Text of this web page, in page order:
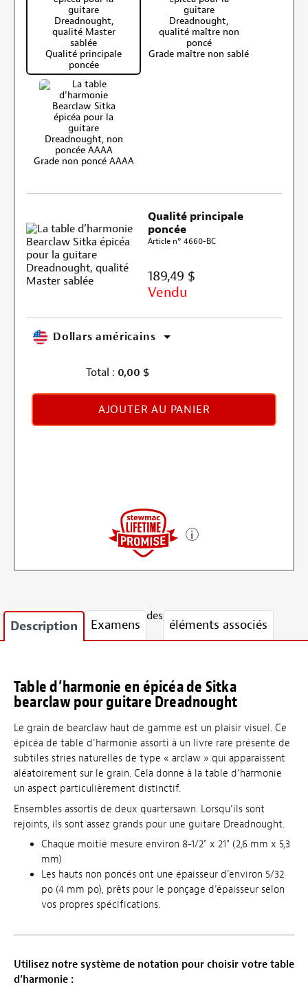
Qualité principale
poncée
Grade maître non sablé
Grade non poncé AAAA
Qualité principale
poncée
Article n° 4660-BC
189,49 $
Vendu
Dollars américains
Total : 0,00 $
AJOUTER AU PANIER
Description Examens
des
éléments associés
Table d’harmonie en épicéa de Sitka
bearclaw pour guitare Dreadnought
Le grain de bearclaw haut de gamme est un plaisir visuel. Ce
épicéa de table d’harmonie assorti à un livre rare présente de
subtiles stries naturelles de type « arclaw » qui apparaissent
aléatoirement sur le grain. Cela donne à la table d’harmonie
un aspect particulièrement distinctif.
Ensembles assortis de deux quartersawn. Lorsqu’ils sont
rejoints, ils sont assez grands pour une guitare Dreadnought.
Chaque moitié mesure environ 8-1/2" x 21" (2,6 mm x 5,3
mm)
Les hauts non poncés ont une épaisseur d’environ 5/32
po (4 mm po), prêts pour le ponçage d’épaisseur selon
vos propres spécifications.
Utilisez notre système de notation pour choisir votre table
d’harmonie :